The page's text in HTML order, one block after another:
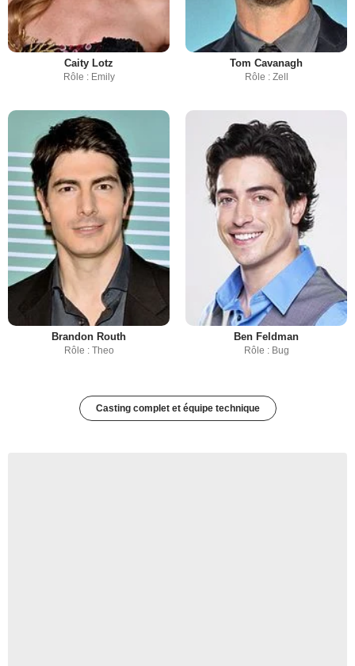
Caity Lotz
Rôle : Emily
Tom Cavanagh
Rôle : Zell
Brandon Routh
Rôle : Theo
Ben Feldman
Rôle : Bug
Casting complet et équipe technique